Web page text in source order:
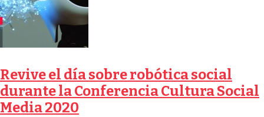
Revive el día sobre robótica social
durante la Conferencia Cultura Social
Media 2020